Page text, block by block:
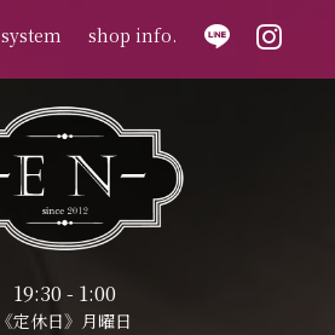
system shop info.
19:30 - 1:00
《定休日》月曜日